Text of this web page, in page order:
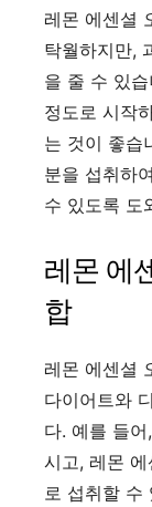
레몬 에센셜
탁월하지만,
을 줄 수 있
정도로 시작
는 것이 좋습
분을 섭취하
수 있도록 도
레몬 에
합
레몬 에센셜
다이어트와
다. 예를 들
시고, 레몬
로 섭취할 수